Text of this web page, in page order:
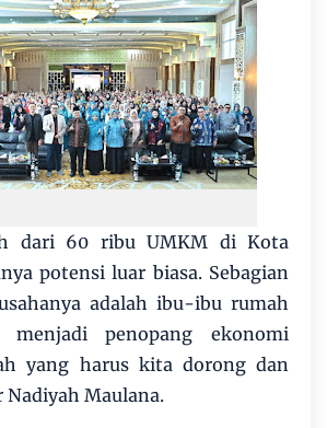
dari 60 ribu UMKM di Kota
potensi luar biasa. Sebagian
adalah ibu-ibu rumah
menjadi penopang ekonomi
yang harus kita dorong dan
Maulana.